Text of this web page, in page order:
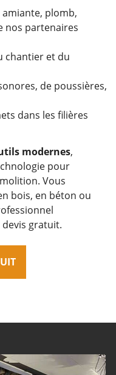
amiante, plomb,
nos partenaires
chantier et du
de poussières,
dans les filières
modernes,
pour
Vous
bois, en béton ou
gratuit.